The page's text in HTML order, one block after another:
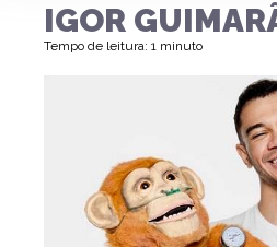
IGOR
Tempo de leitura: 1 minuto